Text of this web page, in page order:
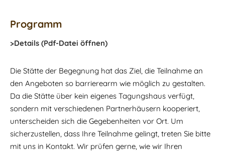
Programm
>Details (Pdf-Datei öffnen)
Die Stätte der Begegnung hat das Ziel, die Teilnahme an
den Angeboten so barrierearm wie möglich zu gestalten.
Da die Stätte über kein eigenes Tagungshaus verfügt,
sondern mit verschiedenen Partnerhäusern kooperiert,
unterscheiden sich die Gegebenheiten vor Ort. Um
sicherzustellen, dass Ihre Teilnahme gelingt, treten Sie bitte
mit uns in Kontakt. Wir prüfen gerne, wie wir Ihren